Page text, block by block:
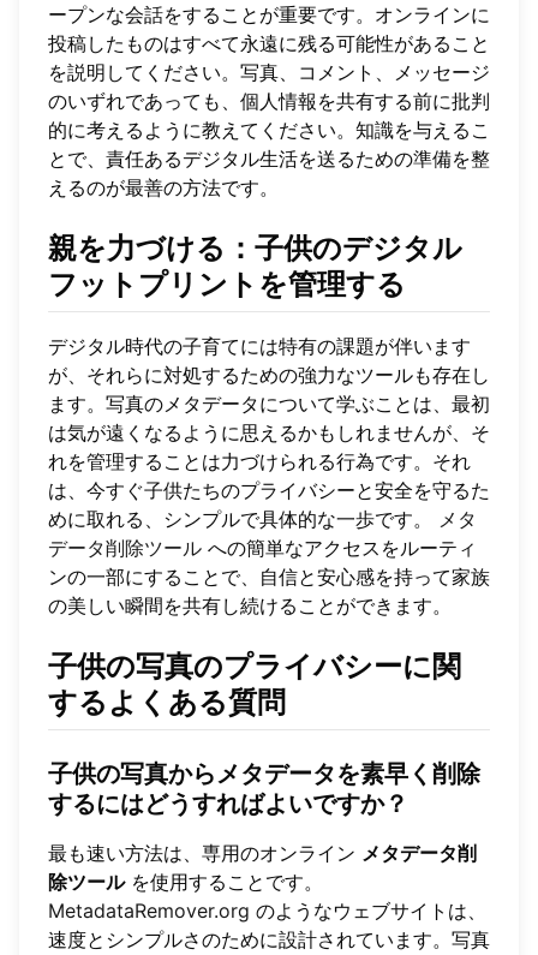
ープンな会話をすることが重要です。オンラインに
投稿したものはすべて永遠に残る可能性があること
を説明してください。写真、コメント、メッセージ
のいずれであっても、個人情報を共有する前に批判
的に考えるように教えてください。知識を与えるこ
とで、責任あるデジタル生活を送るための準備を整
えるのが最善の方法です。
親を力づける：子供のデジタル
フットプリントを管理する
デジタル時代の子育てには特有の課題が伴います
が、それらに対処するための強力なツールも存在し
ます。写真のメタデータについて学ぶことは、最初
は気が遠くなるように思えるかもしれませんが、そ
れを管理することは力づけられる行為です。それ
は、今すぐ子供たちのプライバシーと安全を守るた
めに取れる、シンプルで具体的な一歩です。
メタ
データ削除ツール への簡単なアクセスをルーティ
ンの一部にすることで、自信と安心感を持って家族
の美しい瞬間を共有し続けることができます。
子供の写真のプライバシーに関
するよくある質問
子供の写真からメタデータを素早く削除
するにはどうすればよいですか？
最も速い方法は、専用のオンライン メタデータ削
除ツールを使用することです。
MetadataRemover.org のようなウェブサイトは、
速度とシンプルさのために設計されています。写真